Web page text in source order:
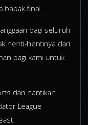
babak final.
bagi seluruh
henti-hentinya dari
bagi kami untuk
dan nantikan
League